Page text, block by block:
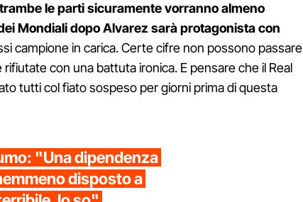
le parti sicuramente vorranno almeno
Mondiali dopo Alvarez sarà protagonista con
campione in carica. Certe cifre non possono passare
con una battuta ironica. E pensare che il Real
tutti col fiato sospeso per giorni prima di questa
"Una dipendenza
disposto a